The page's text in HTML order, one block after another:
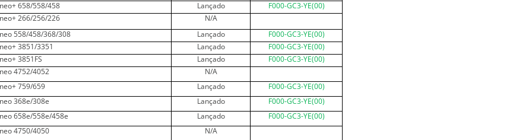
658/558/458
Lançado
F000-GC3-YE(00)
266/256/226
N/A
558/458/368/308
Lançado
F000-GC3-YE(00)
3851/3351
Lançado
F000-GC3-YE(00)
3851FS
Lançado
F000-GC3-YE(00)
4752/4052
N/A
759/659
Lançado
F000-GC3-YE(00)
368e/308e
Lançado
F000-GC3-YE(00)
658e/558e/458e
Lançado
F000-GC3-YE(00)
4750/4050
N/A